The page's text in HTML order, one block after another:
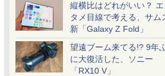
縦横比はどれがいい？ エ
タメ目線で考える、サム
新「Galaxy Z Fold」
望遠ブーム来てる!? 9年
に大復活した、ソニー
「RX10 V」